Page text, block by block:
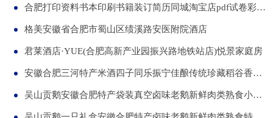
合肥打印资料书本印刷书籍装订简历同城淘宝店pdf试卷彩色a34讲义
格美安徽省合肥市蜀山区绩溪路安医附院酒店
君莱酒店·YUE(合肥高新产业园振兴路地铁站店)悦景家庭房
安徽合肥三河特产米酒四子同乐振宁佳酿传统珍藏稻谷香一箱两瓶
吴山贡鹅安徽合肥特产袋装真空卤味老鹅新鲜肉类熟食小吃包河发货